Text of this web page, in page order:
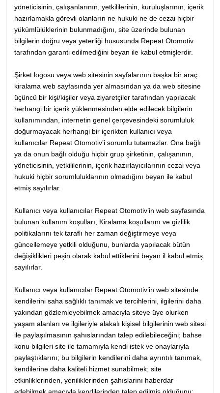
yöneticisinin, çalışanlarının, yetkililerinin, kuruluşlarının, içerik
hazırlamakla görevli olanların ne hukuki ne de cezai hiçbir
yükümlülüklerinin bulunmadığını, site üzerinde bulunan
bilgilerin doğru veya yeterliği hususunda Repeat Otomotiv
tarafından garanti edilmediğini beyan ile kabul etmişlerdir.
Şirket logosu veya web sitesinin sayfalarının başka bir araç
kiralama web sayfasında yer almasından ya da web sitesine
üçüncü bir kişi/kişiler veya ziyaretçiler tarafından yapılacak
herhangi bir içerik yüklenmesinden elde edilecek bilgilerin
kullanımından, internetin genel çerçevesindeki sorumluluk
doğurmayacak herhangi bir içerikten kullanıcı veya
kullanıcılar Repeat Otomotiv’i sorumlu tutamazlar. Ona bağlı
ya da onun bağlı olduğu hiçbir grup şirketinin, çalışanının,
yöneticisinin, yetkililerinin, içerik hazırlayıcılarının cezai veya
hukuki hiçbir sorumluluklarının olmadığını beyan ile kabul
etmiş sayılırlar.
Kullanıcı veya kullanıcılar Repeat Otomotiv’in web sayfasında
bulunan kullanım koşulları, Kiralama koşullarını ve gizlilik
politikalarını tek taraflı her zaman değiştirmeye veya
güncellemeye yetkili olduğunu, bunlarda yapılacak bütün
değişiklikleri peşin olarak kabul ettiklerini beyan il kabul etmiş
sayılırlar.
Kullanıcı veya kullanıcılar Repeat Otomotiv’in web sitesinde
kendilerini saha sağlıklı tanımak ve tercihlerini, ilgilerini daha
yakından gözlemleyebilmek amacıyla siteye üye olurken
yaşam alanları ve ilgileriyle alakalı kişisel bilgilerinin web sitesi
ile paylaşılmasının şahıslarından talep edilebileceğini; bahse
konu bilgileri site ile tamamıyla kendi istek ve onaylarıyla
paylaştıklarını; bu bilgilerin kendilerini daha ayrıntılı tanımak,
kendilerine daha kaliteli hizmet sunabilmek; site
etkinliklerinden, yeniliklerinden şahıslarını haberdar